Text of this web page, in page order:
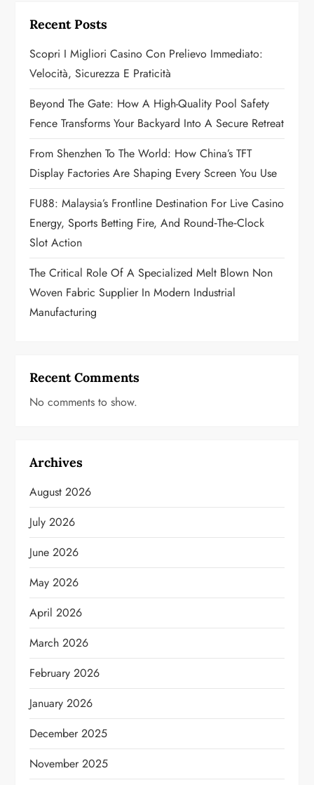
g
a
t
i
o
n
Recent Posts
Scopri I Migliori Casino Con Prelievo Immediato:
Velocità, Sicurezza E Praticità
Beyond The Gate: How A High-Quality Pool Safety
Fence Transforms Your Backyard Into A Secure Retreat
From Shenzhen To The World: How China’s TFT
Display Factories Are Shaping Every Screen You Use
FU88: Malaysia’s Frontline Destination For Live Casino
Energy, Sports Betting Fire, And Round‑the‑Clock
Slot Action
The Critical Role Of A Specialized Melt Blown Non
Woven Fabric Supplier In Modern Industrial
Manufacturing
Recent Comments
No comments to show.
Archives
August 2026
July 2026
June 2026
May 2026
April 2026
March 2026
February 2026
January 2026
December 2025
November 2025